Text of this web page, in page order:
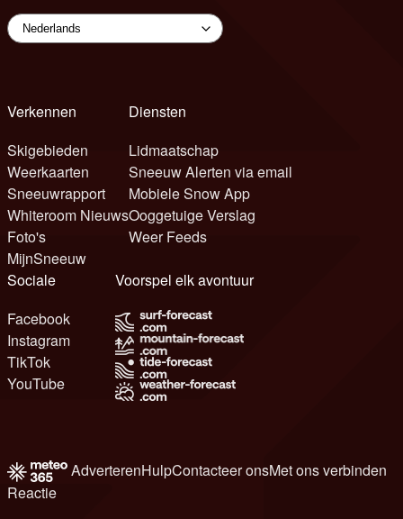
Verkennen
Skigebieden
Weerkaarten
Sneeuwrapport
Whiteroom Nieuws
Foto's
MijnSneeuw
Diensten
Lidmaatschap
Sneeuw Alerten via email
Mobiele Snow App
Ooggetuige Verslag
Weer Feeds
Sociale
Facebook
Instagram
TikTok
YouTube
Voorspel elk avontuur
AdverterenHulpContacteer onsMet ons verbinden
Reactie